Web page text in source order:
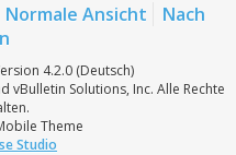
Normale Ansicht
Nach
4.2.0 (Deutsch)
vBulletin Solutions, Inc. Alle Rechte
Theme
Studio